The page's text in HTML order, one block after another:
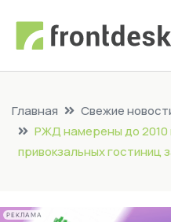
Главная
Свежие
РЖД намерены до 2010
привокзальных гостиниц
РЕКЛАМА